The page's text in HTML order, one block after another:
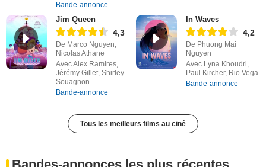
Bande-annonce
Jim Queen
4,3
De Marco Nguyen,
Nicolas Athane
Avec Alex Ramires,
Jérémy Gillet, Shirley
Souagnon
Bande-annonce
In Waves
4,2
De Phuong Mai
Nguyen
Avec Lyna Khoudri,
Paul Kircher, Rio Vega
Bande-annonce
Tous les meilleurs films au ciné